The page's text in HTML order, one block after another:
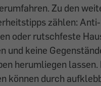
Zu den
zählen:
oder rutschfeste
und keine
herumliegen lassen.
können durch